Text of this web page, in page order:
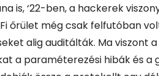
is, ‘22-ben, a hackerek
őrület még csak felfutóban
alig auditálták. Ma viszont
a paraméterezési hibák és a